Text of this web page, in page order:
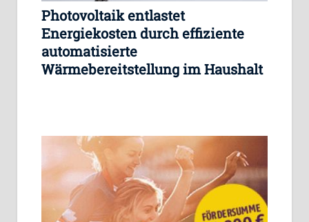
Photovoltaik entlastet
Energiekosten durch effiziente
automatisierte
Wärmebereitstellung im Haushalt